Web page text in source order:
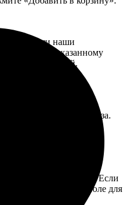
к печати наши
с Вами по указанному
деталей.
email с описанием заказа.
доставки заказа. Если
его в специальное поле для